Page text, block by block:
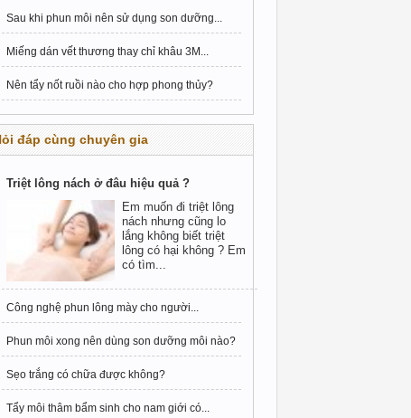
Sau khi phun môi nên sử dụng son dưỡng...
Miếng dán vết thương thay chỉ khâu 3M...
Nên tẩy nốt ruồi nào cho hợp phong thủy?
đáp cùng chuyên gia
Triệt lông nách ở đâu hiệu quả ?
Em muốn đi triệt lông
nách nhưng cũng lo
lắng không biết triệt
lông có hại không ? Em
có tìm...
Công nghệ phun lông mày cho người...
Phun môi xong nên dùng son dưỡng môi nào?
Sẹo trắng có chữa được không?
Tẩy môi thâm bẩm sinh cho nam giới có...